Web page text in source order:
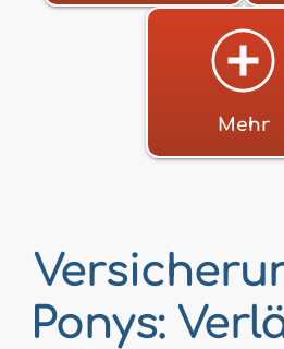
Mehr
Ponys: